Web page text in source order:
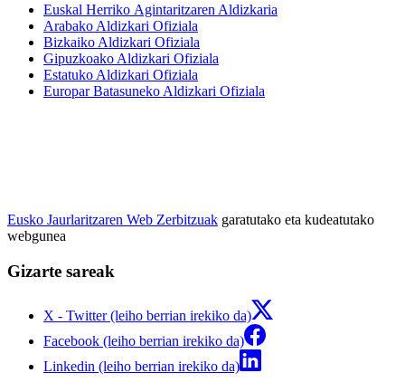
Euskal Herriko Agintaritzaren Aldizkaria
Arabako Aldizkari Ofiziala
Bizkaiko Aldizkari Ofiziala
Gipuzkoako Aldizkari Ofiziala
Estatuko Aldizkari Ofiziala
Europar Batasuneko Aldizkari Ofiziala
Eusko Jaurlaritzaren Web Zerbitzuak garatutako eta kudeatutako
webgunea
Gizarte sareak
X - Twitter (leiho berrian irekiko da)
Facebook (leiho berrian irekiko da)
Linkedin (leiho berrian irekiko da)